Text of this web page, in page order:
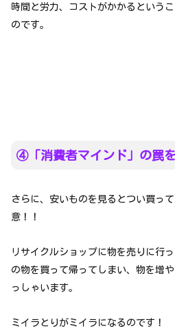
時間と労力、コストがかかるという
のです。
④「消費者マインド」の罠
さらに、安いものを見るとつい買っ
意！！
リサイクルショップに物を売りに行
の物を買って帰ってしまい、物を増
っしゃいます。
ミイラとりがミイラになるのです！